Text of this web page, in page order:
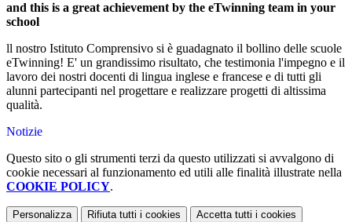
and this is a great achievement by the eTwinning team in your
school
ll nostro Istituto Comprensivo si è guadagnato il bollino delle scuole
eTwinning! E' un grandissimo risultato, che testimonia l'impegno e il
lavoro dei nostri docenti di lingua inglese e francese e di tutti gli
alunni partecipanti nel progettare e realizzare progetti di altissima
qualità.
Notizie
Questo sito o gli strumenti terzi da questo utilizzati si avvalgono di
cookie necessari al funzionamento ed utili alle finalità illustrate nella
COOKIE POLICY.
Personalizza Rifiuta tutti i cookies Accetta tutti i cookies